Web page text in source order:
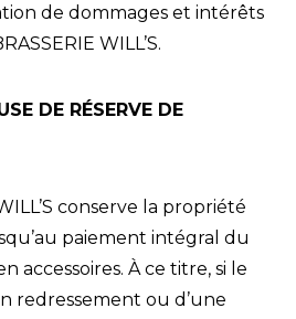
de dommages et intérêts
WILL’S.
DE RÉSERVE DE
conserve la propriété
paiement intégral du
accessoires. À ce titre, si le
redressement ou d’une